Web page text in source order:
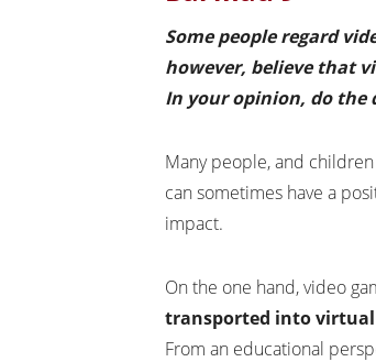
Some people regard
however, believe that
In your opinion, do the
Many people, and
can sometimes have a
impact.
On the one hand, video
transported into
From an educational